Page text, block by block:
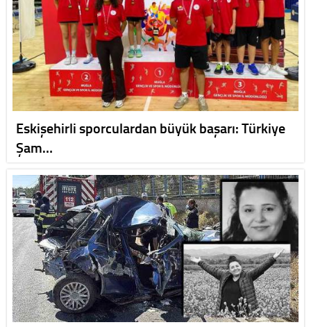
Eskişehirli sporculardan büyük başarı: Türkiye
Şam…